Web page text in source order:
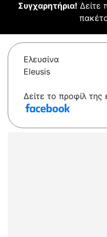
Συγχαρητήρια! Δείτε
Ελευσίνα
Eleusis
Δείτε το προφίλ της